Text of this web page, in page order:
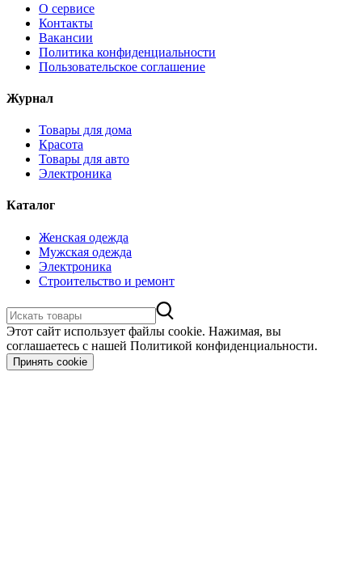
О сервисе
Контакты
Вакансии
Политика конфиденциальности
Пользовательское соглашение
Журнал
Товары для дома
Красота
Товары для авто
Электроника
Каталог
Женская одежда
Мужская одежда
Электроника
Строительство и ремонт
Этот сайт использует файлы cookie. Нажимая, вы
соглашаетесь с нашей Политикой конфиденциальности.
Принять cookie